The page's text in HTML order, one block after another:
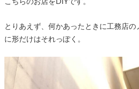
とりあえず、何かあったときに工務店の
に形だけはそれっぽく。